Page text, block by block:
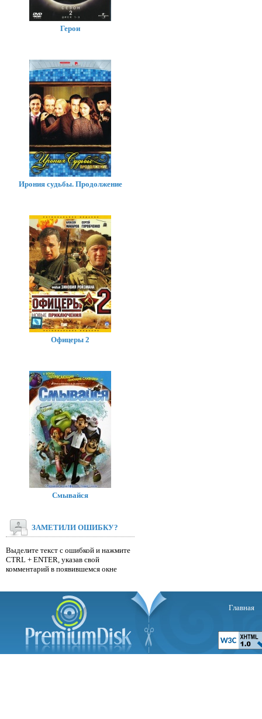
Герои
Ирония судьбы. Продолжение
Офицеры 2
Смывайся
ЗАМЕТИЛИ ОШИБКУ?
Выделите текст с ошибкой и нажмите
CTRL + ENTER, указав свой
комментарий в появившемся окне
Главная